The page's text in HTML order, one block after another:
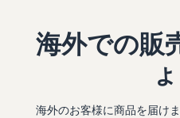
海外での販
海外のお客様に商品を届け